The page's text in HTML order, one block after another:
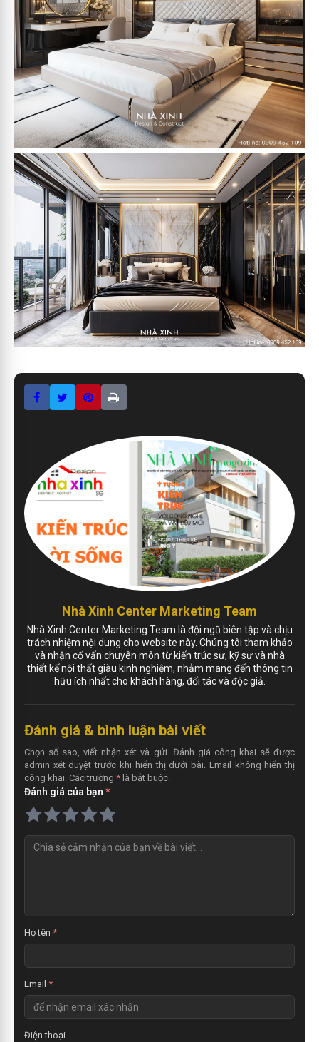
Nhà Xinh Center Marketing Team
Nhà Xinh Center Marketing Team là đội ngũ biên tập và chịu
trách nhiệm nội dung cho website này. Chúng tôi tham khảo
và nhận cố vấn chuyên môn từ kiến trúc sư, kỹ sư và nhà
thiết kế nội thất giàu kinh nghiệm, nhằm mang đến thông tin
hữu ích nhất cho khách hàng, đối tác và độc giả.
Đánh giá & bình luận bài viết
Chọn số sao, viết nhận xét và gửi. Đánh giá công khai sẽ được
admin xét duyệt trước khi hiển thị dưới bài. Email không hiển thị
công khai. Các trường *là bắt buộc.
Đánh giá của bạn *
é
Họ tên *
Email *
Điện thoại